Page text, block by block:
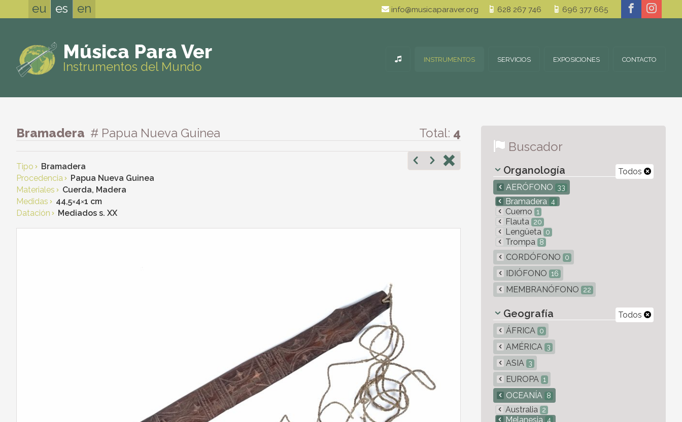
eu es en info@musicaparaver.org 628 267 746 696 377 665
Música Para Ver
Instrumentos del Mundo INSTRUMENTOS SERVICIOS EXPOSICIONES CONTACTO
Bramadera # Papua Nueva Guinea Total: 4
Tipo
Bramadera
Procedencia
Papua Nueva Guinea
Materiales
Cuerda, Madera
Medidas
44,5×4×1 cm
Datación
Mediados s. XX
Buscador
Todos
Organología
AERÓFONO 33
Bramadera 4
Cuerno 1
Flauta 20
Lengüeta 0
Trompa 8
CORDÓFONO 0
IDIÓFONO 16
MEMBRANÓFONO 22
Todos
Geografía
ÁFRICA 0
AMÉRICA 3
ASIA 3
EUROPA 1
OCEANÍA 8
Australia 2
Melanesia 4